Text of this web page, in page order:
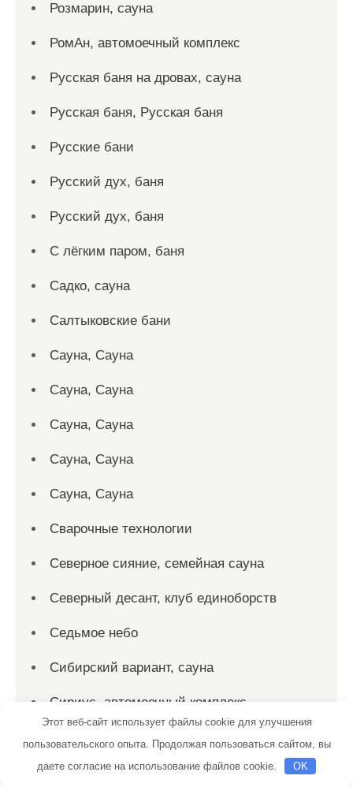
Розмарин, сауна
РомАн, автомоечный комплекс
Русская баня на дровах, сауна
Русская баня, Русская баня
Русские бани
Русский дух, баня
Русский дух, баня
С лёгким паром, баня
Садко, сауна
Салтыковские бани
Сауна, Сауна
Сауна, Сауна
Сауна, Сауна
Сауна, Сауна
Сауна, Сауна
Сварочные технологии
Северное сияние, семейная сауна
Северный десант, клуб единоборств
Седьмое небо
Сибирский вариант, сауна
Сириус, автомоечный комплекс
Скиф, автомойка
Скиф, автомойка
Этот веб-сайт использует файлы cookie для улучшения
пользовательского опыта. Продолжая пользоваться сайтом, вы
даете согласие на использование файлов cookie.
OK